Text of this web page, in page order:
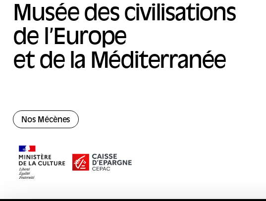
Musée des civilisations
de l’Europe
et de la Méditerranée
Nos Mécènes